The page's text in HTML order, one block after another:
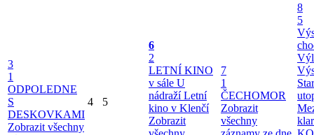
3
1
ODPOLEDNE
S
DESKOVKAMI
Zobrazit všechny
4 5
6
2
LETNÍ KINO
v sále U
nádražíLetní
kino v Klenčí
Zobrazit
7
1
ČECHOMOR
Zobrazit
všechny
8
5